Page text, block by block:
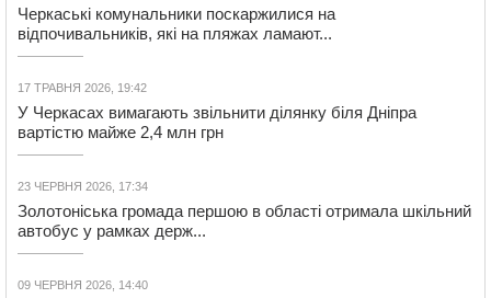
Черкаські комунальники поскаржилися на
відпочивальників, які на пляжах ламают...
17 ТРАВНЯ 2026, 19:42
У Черкасах вимагають звільнити ділянку біля Дніпра
вартістю майже 2,4 млн грн
23 ЧЕРВНЯ 2026, 17:34
Золотоніська громада першою в області отримала шкільний
автобус у рамках держ...
09 ЧЕРВНЯ 2026, 14:40